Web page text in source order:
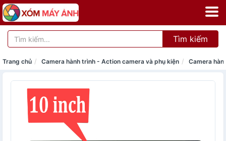
Tìm kiếm
Trang chủ Camera hành trình - Action camera và phụ kiện Camera